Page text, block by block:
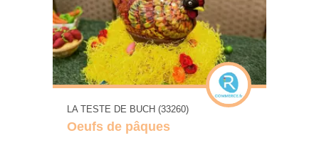
LA TESTE DE BUCH (33260)
Oeufs de pâques